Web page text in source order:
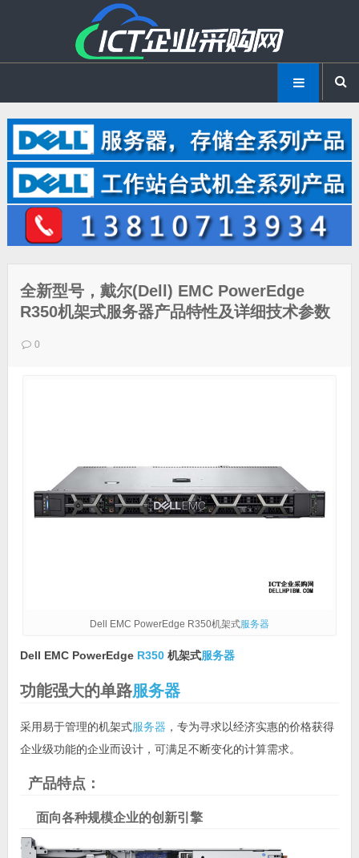
全新型号，戴尔(Dell) EMC PowerEdge
R350机架式服务器产品特性及详细技术参数
0
Dell EMC PowerEdge R350机架式服务器
Dell EMC PowerEdge R350机架式服务器
功能强大的单路服务器
采用易于管理的机架式服务器 ，专为寻求以经济实惠的价格获得
企业级功能的企业而设计，可满足不断变化的计算需求。
产品特点：
面向各种规模企业的创新引擎